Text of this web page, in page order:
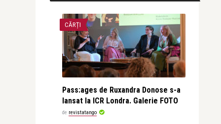
CĂRȚI
Pass:ages de Ruxandra Donose s-a
lansat la ICR Londra. Galerie FOTO
de revistatango